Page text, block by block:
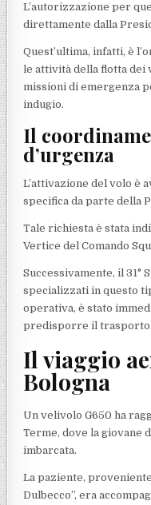
L’autorizzazione per
direttamente dalla
Quest’ultima, infatti, è
le attività della flotta dei
missioni di emergenza
indugio.
Il
d’urgenza
L’attivazione del volo è
specifica da parte della
Tale richiesta è stata
Vertice del Comando
Successivamente, il 31°
specializzati in questo
operativa, è stato
predisporre il trasporto.
Il viaggio
Bologna
Un velivolo G650 ha
Terme, dove la giovane
imbarcata.
La paziente,
Dulbecco”, era